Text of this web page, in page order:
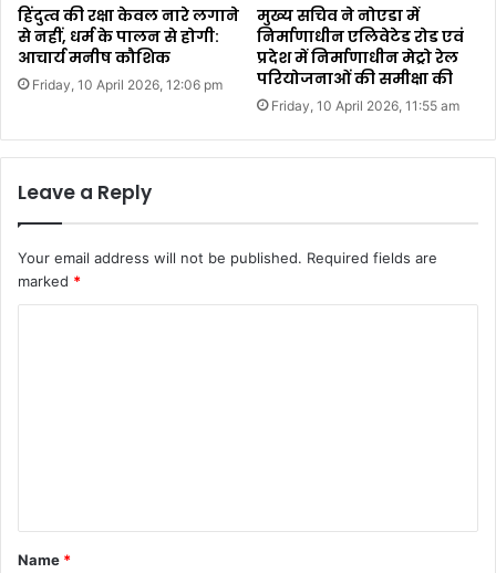
हिंदुत्व की रक्षा केवल नारे लगाने
से नहीं, धर्म के पालन से होगी:
आचार्य मनीष कौशिक
Friday, 10 April 2026, 12:06 pm
मुख्य सचिव ने नोएडा में
निर्माणाधीन एलिवेटेड रोड एवं
प्रदेश में निर्माणाधीन मेट्रो रेल
परियोजनाओं की समीक्षा की
Friday, 10 April 2026, 11:55 am
Leave a Reply
Your email address will not be published. Required fields are
marked *
*
Name *